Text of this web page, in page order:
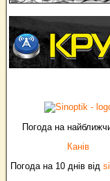
Погода на
Канів
Погода на 10 днів від